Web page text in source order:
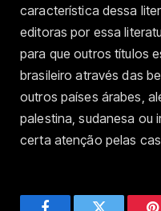
característica dessa
editoras por essa
para que outros títulos
brasileiro através das
outros países árabes,
palestina, sudanesa ou
certa atenção pelas